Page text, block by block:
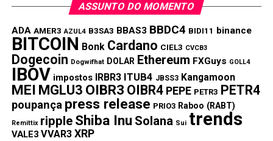
ASSUNTO DO MOMENTO
ADA AMER3 AZUL4 B3SA3 BBAS3 BBDC4 BIDI11 binance
BITCOIN Bonk Cardano CIEL3 CVCB3
Dogecoin Dogwifhat DOLAR Ethereum FXGuys GOLL4
IBOV impostos IRBR3 ITUB4 JBSS3 Kangamoon
MEI MGLU3 OIBR3 OIBR4 PEPE PETR3 PETR4
poupança press release PRIO3 Raboo (RABT)
Remittix ripple Shiba Inu Solana Sui trends
VALE3 VVAR3 XRP